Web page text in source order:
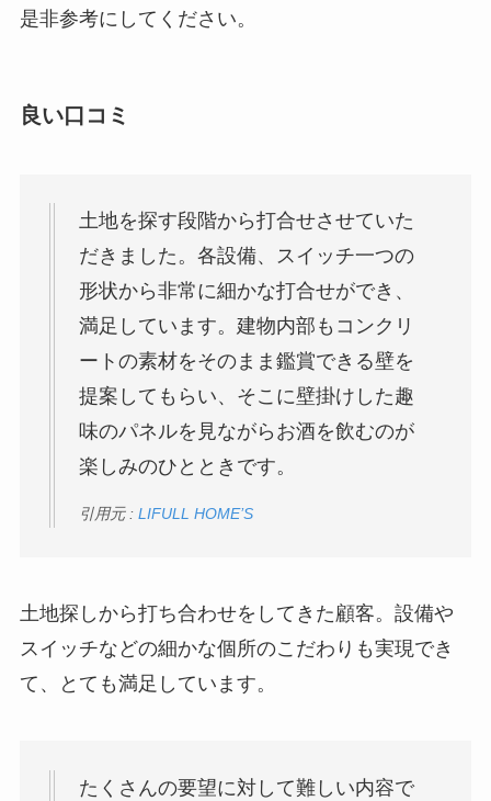
是非参考にしてください。
良い口コミ
土地を探す段階から打合せさせていた
だきました。各設備、スイッチ一つの
形状から非常に細かな打合せができ、
満足しています。建物内部もコンクリ
ートの素材をそのまま鑑賞できる壁を
提案してもらい、そこに壁掛けした趣
味のパネルを見ながらお酒を飲むのが
楽しみのひとときです。
引用元 : LIFULL HOME’S
土地探しから打ち合わせをしてきた顧客。設備や
スイッチなどの細かな個所のこだわりも実現でき
て、とても満足しています。
たくさんの要望に対して難しい内容で